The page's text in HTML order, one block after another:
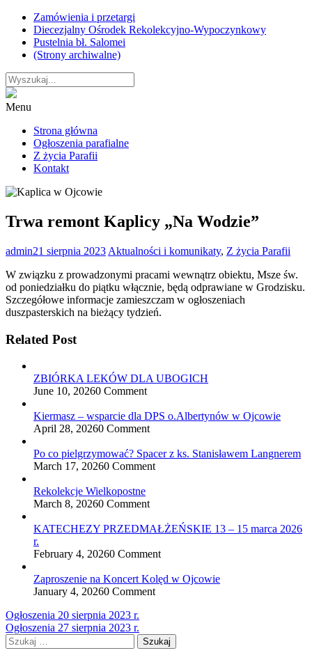
Skip
content
Zamówienia i przetargi
Diecezjalny Ośrodek Rekolekcyjno-Wypoczynkowy
Pustelnia bł. Salomei
(Strony archiwalne)
Menu
Strona główna
Ogłoszenia parafialne
Z życia Parafii
Kontakt
Trwa remont Kaplicy „Na Wodzie”
admin21 sierpnia 2023 Aktualności i komunikaty, Z życia Parafii
W związku z prowadzonymi pracami wewnątrz obiektu, Msze św.
od poniedziałku do piątku włącznie, będą odprawiane w Grodzisku.
Szczegółowe informacje zamieszczam w ogłoszeniach
duszpasterskich na bieżący tydzień.
Related Post
ZBIÓRKA LEKÓW DLA UBOGICH
June 10, 20260 Comment
Kiermasz – wsparcie dla DPS o.Albertynów w Ojcowie
April 28, 20260 Comment
Po co pielgrzymować? Spacer z ks. Stanisławem Langnerem
March 17, 20260 Comment
Rekolekcje Wielkopostne
March 8, 20260 Comment
KATECHEZY PRZEDMAŁŻEŃSKIE 13 – 15 marca 2026
r.
February 4, 20260 Comment
Zaproszenie na Koncert Kolęd w Ojcowie
January 4, 20260 Comment
Nawigacja
wpisu
Ogłoszenia 20 sierpnia 2023 r.
Ogłoszenia 27 sierpnia 2023 r.
Szukaj: